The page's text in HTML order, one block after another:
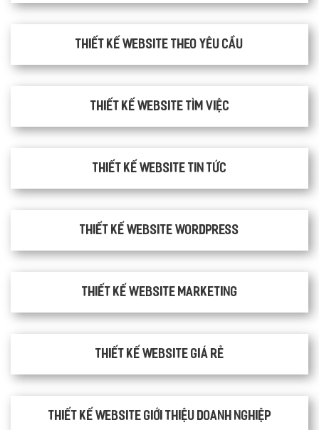
Thiết kế website theo yêu cầu
thiết kế website tìm việc
Thiết kế website tin tức
Thiết kế website WordPress
Thiết kế Website Marketing
Thiết kế website giá rẻ
Thiết kế website giới thiệu doanh nghiệp